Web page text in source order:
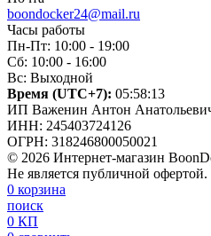
boondocker24@mail.ru
Часы работы
Пн-Пт: 10:00 - 19:00
Сб: 10:00 - 16:00
Вс: Выходной
Время (UTC+7): 05:58:14
ИП Важенин Антон
ИНН: 245403724126
ОГРН: 318246800050021
© 2026 Интернет-магазин
Не является публичной офертой.
0 корзина
поиск
0 КП